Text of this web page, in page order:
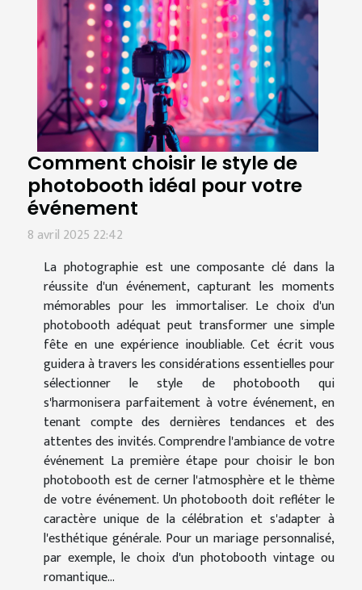
Comment choisir le style de
photobooth idéal pour votre
événement
8 avril 2025 22:42
La photographie est une composante clé dans la
réussite d'un événement, capturant les moments
mémorables pour les immortaliser. Le choix d'un
photobooth adéquat peut transformer une simple
fête en une expérience inoubliable. Cet écrit vous
guidera à travers les considérations essentielles pour
sélectionner le style de photobooth qui
s'harmonisera parfaitement à votre événement, en
tenant compte des dernières tendances et des
attentes des invités. Comprendre l'ambiance de votre
événement La première étape pour choisir le bon
photobooth est de cerner l'atmosphère et le thème
de votre événement. Un photobooth doit refléter le
caractère unique de la célébration et s'adapter à
l'esthétique générale. Pour un mariage personnalisé,
par exemple, le choix d'un photobooth vintage ou
romantique...